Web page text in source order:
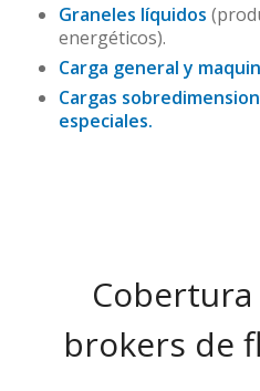
Graneles líquidos
energéticos).
Carga general y
Cargas
especiales.
brokers de